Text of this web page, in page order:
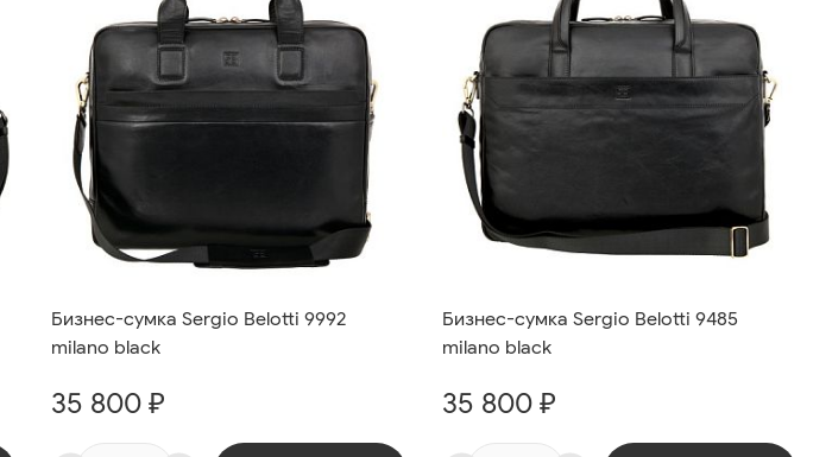
Бизнес-сумка Sergio Belotti 9992
milano black
35 800 ₽
Бизнес-сумка Sergio Belotti 9485
milano black
35 800 ₽